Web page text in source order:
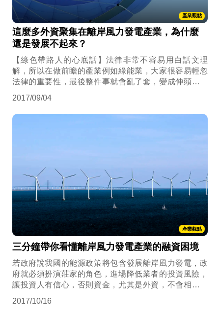
產業觀點
這麼多外資聚集在離岸風力發電產業，為什麼
還是發展不起來？
【綠色帶路人的心底話】法律非常不容易用白話文理
解，所以在做前瞻的產業例如綠能業，大家很容易輕忽
法律的重要性，最後整件事就會亂了套，變成伸頭也是
2017/09/04
產業觀點
三分鐘帶你看懂離岸風力發電產業的融資困境
若政府說我國的能源政策將包含發展離岸風力發電，政
府就必須扮演莊家的角色，進場降低業者的投資風險，
讓投資人有信心，否則資金，尤其是外資，不會相信你
2017/10/16